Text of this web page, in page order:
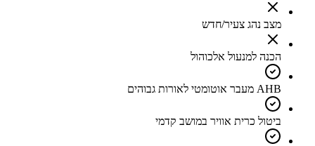
מצב נהג צעיר/חדש
הכנה למנעול אלכוהול
AHB מעבר אוטומטי לאורות גבוהים
ביטול כרית אוויר במושב קדמי